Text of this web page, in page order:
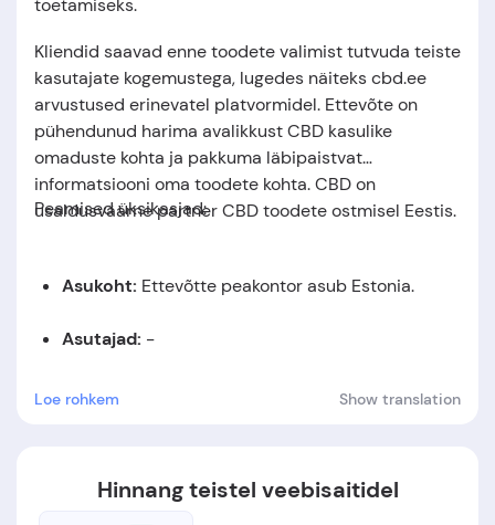
toetamiseks.
Kliendid saavad enne toodete valimist tutvuda teiste
kasutajate kogemustega, lugedes näiteks cbd.ee
arvustused erinevatel platvormidel. Ettevõte on
pühendunud harima avalikkust CBD kasulike
omaduste kohta ja pakkuma läbipaistvat
informatsiooni oma toodete kohta. CBD on
usaldusväärne partner CBD toodete ostmisel Eestis.
Peamised üksikasjad:
Asukoht: Ettevõtte peakontor asub Estonia.
Asutajad: -
Asutamiskuupäev:
Loe rohkem Show translation
Hinnang teistel veebisaitidel